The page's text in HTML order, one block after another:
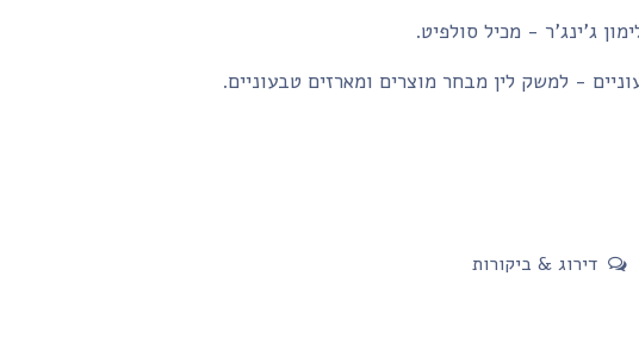
ג'ינג'ר - מכיל סולפיט.
- למשק לין מבחר מוצרים ומארזים טבעוניים.
דירוג & ביקורות